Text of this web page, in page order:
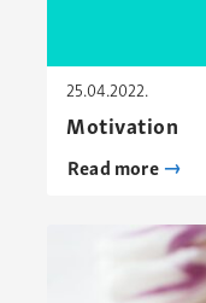
25.04.2022.
Motivation
Read more